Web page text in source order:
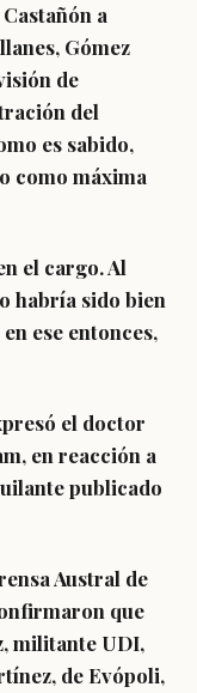
a
Gómez
de
del
es sabido,
como máxima
el cargo. Al
habría sido bien
ese entonces,
el doctor
en reacción a
publicado
Austral de
que
militante UDI,
de Evópoli,